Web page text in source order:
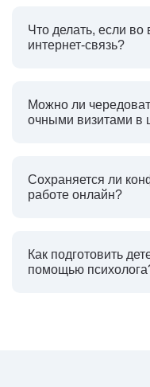
Что делать, если во
интернет-связь?
Можно ли
очными визитами в
Сохраняется ли
работе онлайн?
Как подготовить
помощью